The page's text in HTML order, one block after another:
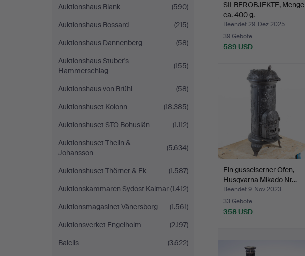
Auktionshaus Blank
(590)
Auktionshaus Bossard
(215)
Auktionshaus Dannenberg
(58)
Auktionshaus Stuber's
Hammerschlag
(155)
Auktionshaus von Brühl
(58)
Auktionshuset Kolonn
(18.385)
Auktionshuset STO Bohuslän
(1.112)
Auktionshuset Thelin &
Johansson
(5.634)
Auktionshuset Thörner & Ek
(1.587)
Auktionskammaren Sydost Kalmar(1.412)
Auktionsmagasinet Vänersborg
(1.561)
Auktionsverket Engelholm
(2.197)
Balclis
(3.622)
SILBEROBJEKTE, Menge
ca. 400 g.
Beendet 29. Dez 2025
39 Gebote
589 USD
Ein gusseiserner Ofen,
Husqvarna Mikado Nr…
Beendet 9. Nov 2023
33 Gebote
358 USD